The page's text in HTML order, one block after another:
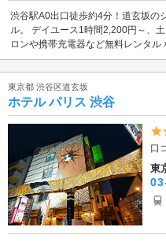
渋谷駅A0出口徒歩約4分！道玄坂の
ル。 デイユース1時間2,200円～、
ロンや携帯充電器など無料レンタル
東京都 渋谷区道玄坂
ホテル パリス 渋谷
口
東